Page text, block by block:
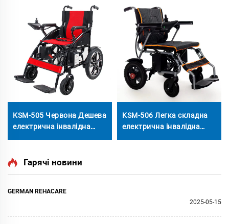
KSM-505 Червона Дешева
електрична інвалідна
щітковий мотор
KSM-506 Легка складна
електрична інвалідна
Гарячі новини
GERMAN REHACARE
2025-05-15